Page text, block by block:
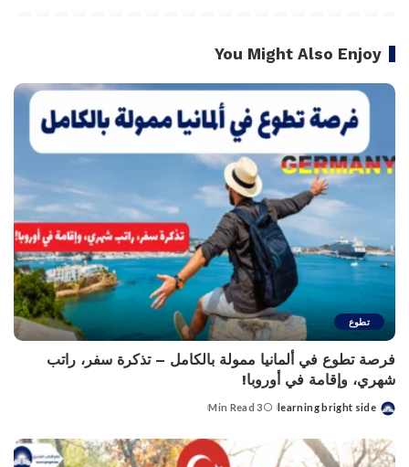
You Might Also Enjoy
تطوع
فرصة تطوع في ألمانيا ممولة بالكامل – تذكرة سفر، راتب
شهري، وإقامة في أوروبا!
Posted
learning bright side
3 Min Read